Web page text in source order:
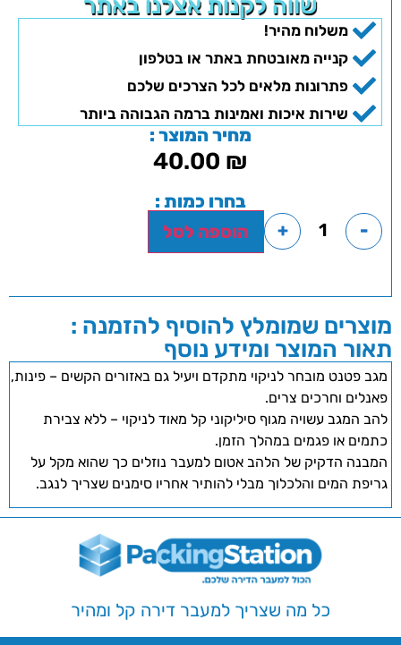
שווה לקנות אצלנו באתר
משלוח מהיר!
קנייה מאובטחת באתר או בטלפון
פתרונות מלאים לכל הצרכים שלכם
שירות איכות ואמינות ברמה הגבוהה ביותר
מחיר המוצר :
40.00 ₪
בחרו כמות :
-
+ הוספה לסל
מוצרים שמומלץ להוסיף להזמנה :
תאור המוצר ומידע נוסף
מגב פטנט מובחר לניקוי מתקדם ויעיל גם באזורים הקשים – פינות,
פאנלים וחרכים צרים.
להב המגב עשויה מגוף סיליקוני קל מאוד לניקוי – ללא צבירת
כתמים או פגמים במהלך הזמן.
המבנה הדקיק של הלהב אטום למעבר נוזלים כך שהוא מקל על
גריפת המים והלכלוך מבלי להותיר אחריו סימנים שצריך לנגב.
כל מה שצריך למעבר דירה קל ומהיר